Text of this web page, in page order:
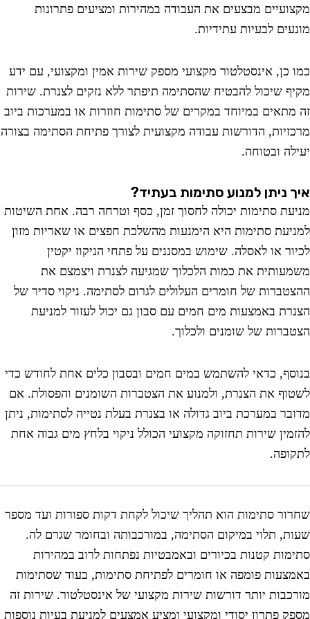
מבצעים את העבודה במהירות ומציעים פתרונות
לבעיות עתידיות.
כן, אינסטלטור מקצועי מספק שירות אמין ומקצועי, עם ידע
שיכול להבטיח שהסתימה תיפתר ללא נזקים לצנרת. שירות
במיוחד במקרים של סתימות חוזרות או במערכות ביוב
הדורשות עבודה מקצועית לצורך פתיחת הסתימה בצורה
ובטוחה.
ניתן למנוע סתימות בעתיד?
סתימות יכולה לחסוך זמן, כסף וטרחה רבה. אחת השיטות
סתימות היא הימנעות מהשלכת חפצים או שאריות מזון
או לאסלה. שימוש במסננים על פתחי הניקוז יקטין
את כמות הלכלוך שמגיעה לצנרת ויצמצם את
של חומרים העלולים לגרום לסתימה. ניקוי סדיר של
באמצעות מים חמים עם סבון גם יכול לעזור למניעת
של שומנים ולכלוך.
כדאי להשתמש במים חמים ובסבון כלים אחת לחודש כדי
את הצנרת, ולמנוע את הצטברות השומנים והפסולת. אם
במערכת ביוב גדולה או בצנרת בעלת נטייה לסתימות, ניתן
שירות תחזוקה מקצועי הכולל ניקוי בלחץ מים גבוה אחת
סתימות הוא תהליך שיכול לקחת דקות ספורות ועד מספר
תלוי במיקום הסתימה, במורכבותה ובחומר שגרם לה.
קטנות בכיורים ובאמבטיות נפתחות לרוב במהירות
פומפה או חומרים לפתיחת סתימות, בעוד שסתימות
יותר דורשות שירות מקצועי של אינסטלטור. שירות זה
פתרון יסודי ומקצועי ומציע אמצעים למניעת בעיות נוספות